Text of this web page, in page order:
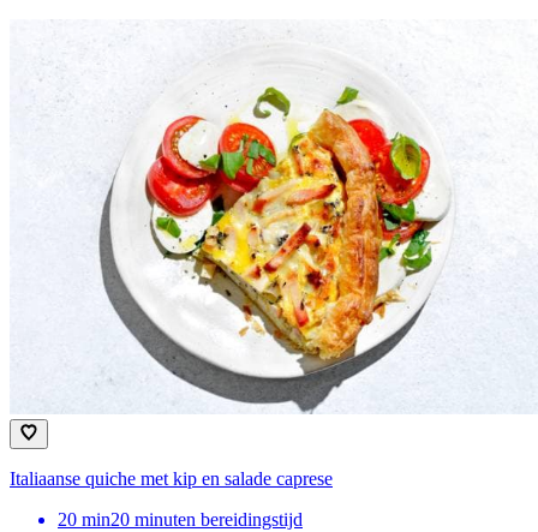
Italiaanse quiche met kip en salade caprese
20 min20 minuten bereidingstijd